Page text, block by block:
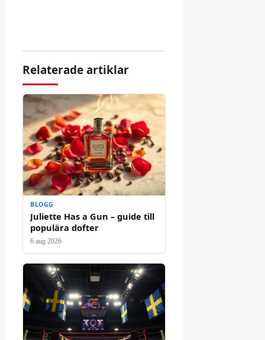
Relaterade artiklar
BLOGG
Juliette Has a Gun – guide till
populära dofter
6 aug 2026